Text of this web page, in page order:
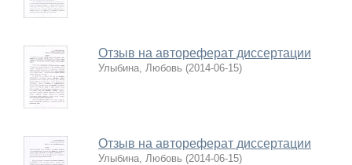
Отзыв на автореферат диссертации
Улыбина, Любовь (2014-06-15)
Отзыв на автореферат диссертации
Улыбина, Любовь (2014-06-15)